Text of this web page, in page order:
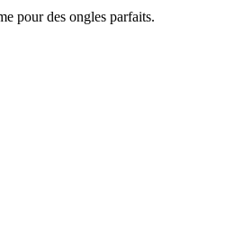
pour des ongles parfaits.